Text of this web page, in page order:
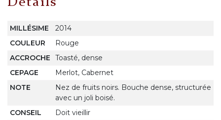
MILLÉSIME
2014
COULEUR
Rouge
ACCROCHE
Toasté, dense
CEPAGE
Merlot, Cabernet
NOTE
Nez de fruits noirs. Bouche dense, structurée
avec un joli boisé.
CONSEIL
Doit vieillir